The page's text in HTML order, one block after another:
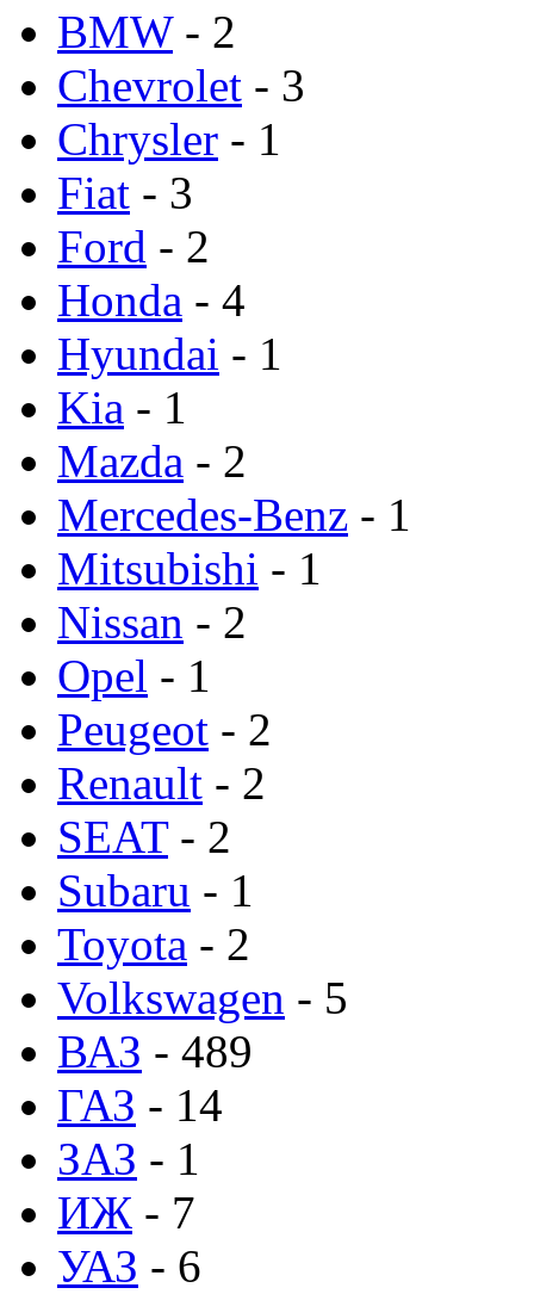
BMW- 2
Chevrolet - 3
Chrysler - 1
Fiat - 3
Ford - 2
Honda - 4
Hyundai - 1
Kia - 1
Mazda - 2
Mercedes-Benz - 1
Mitsubishi - 1
Nissan - 2
Opel - 1
Peugeot - 2
Renault - 2
SEAT- 2
Subaru - 1
Toyota - 2
Volkswagen - 5
ВАЗ - 489
ГАЗ - 14
ЗАЗ - 1
ИЖ - 7
УАЗ - 6